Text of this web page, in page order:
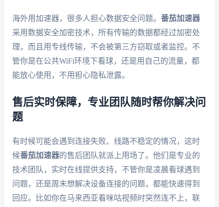
海外用加速器，很多人担心数据安全问题。 番茄加速器
采用数据安全加密技术，所有传输的数据都经过加密处
理，而且用专线传输，不会被第三方窃取或者监控。不
管你是在公共WiFi环境下看球，还是用自己的流量，都
能放心使用，不用担心隐私泄露。
售后实时保障，专业团队随时帮你解决问
题
有时候可能会遇到连接失败、线路不稳定的情况，这时
候番茄加速器的售后团队就派上用场了。他们是专业的
技术团队，实时在线提供支持，不管你是凌晨看球遇到
问题，还是周末想解决设备连接的问题，都能快速得到
回应。比如你在马来西亚看咪咕视频时突然连不上，联